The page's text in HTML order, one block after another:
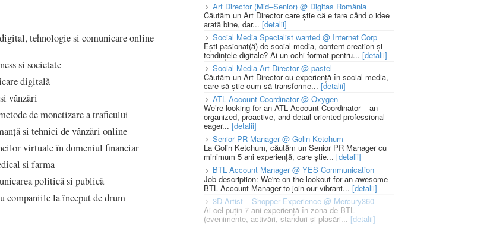
tehnologie si comunicare online
si societate
digitală
vânzări
de monetizare a traficului
si tehnici de vânzări online
virtuale în domeniul financiar
si farma
politică si publică
companiile la început de drum
Art Director (Mid–Senior) @ Digitas România
Căutăm un Art Director care știe că e tare când o idee
arată bine, dar... [detalii]
Social Media Specialist wanted @ Internet Corp
Ești pasionat(ă) de social media, content creation și
tendințele digitale? Ai un ochi format pentru... [detalii]
Social Media Art Director @ pastel
Căutăm un Art Director cu experiență în social media,
care să știe cum să transforme... [detalii]
ATL Account Coordinator @ Oxygen
We’re looking for an ATL Account Coordinator – an
organized, proactive, and detail-oriented professional
eager... [detalii]
Senior PR Manager @ Golin Ketchum
La Golin Ketchum, căutăm un Senior PR Manager cu
minimum 5 ani experiență, care știe... [detalii]
BTL Account Manager @ YES Communication
Job description: We're on the lookout for an awesome
BTL Account Manager to join our vibrant... [detalii]
3D Artist – Shopper Experience @ Mercury360
Ai cel puțin 7 ani experiență în zona de BTL
(evenimente, activări, standuri și plasări... [detalii]